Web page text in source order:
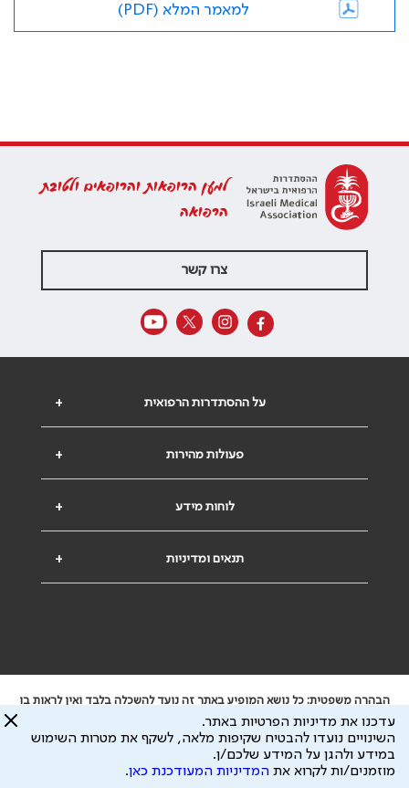
למאמר המלא (PDF)
למען הרופאות והרופאים ולטובת
הרפואה
צרו קשר
+ על ההסתדרות הרפואית
+ פעולות מהירות
+ לוחות מידע
+ תנאים ומדיניות
הבהרה משפטית: כל נושא המופיע באתר זה נועד להשכלה בלבד ואין לראות בו
ייעוץ רפואי או משפטי. אין הר"י אחראית לתוכן המתפרסם באתר זה ולכל נזק
שעלול להיגרם.
ידוע לי שהר"י אוספת ושומרת מידע אישי לצורך מתן השרות וכי חלק ממנו עשוי
להיות מועבר לצדדים שלישיים, הכל בכפוף למדיניות הפרטיות
עדכנו את מדיניות הפרטיות באתר.
השינויים נועדו להבטיח שקיפות מלאה, לשקף את מטרות השימוש
במידע ולהגן על המידע שלכם/ן.
מוזמנים/ות לקרוא את המדיניות המעודכנת כאן.